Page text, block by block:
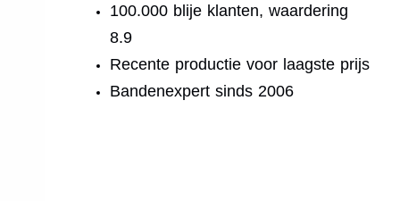
100.000 blije klanten, waardering
8.9
Recente productie voor laagste prijs
Bandenexpert sinds 2006